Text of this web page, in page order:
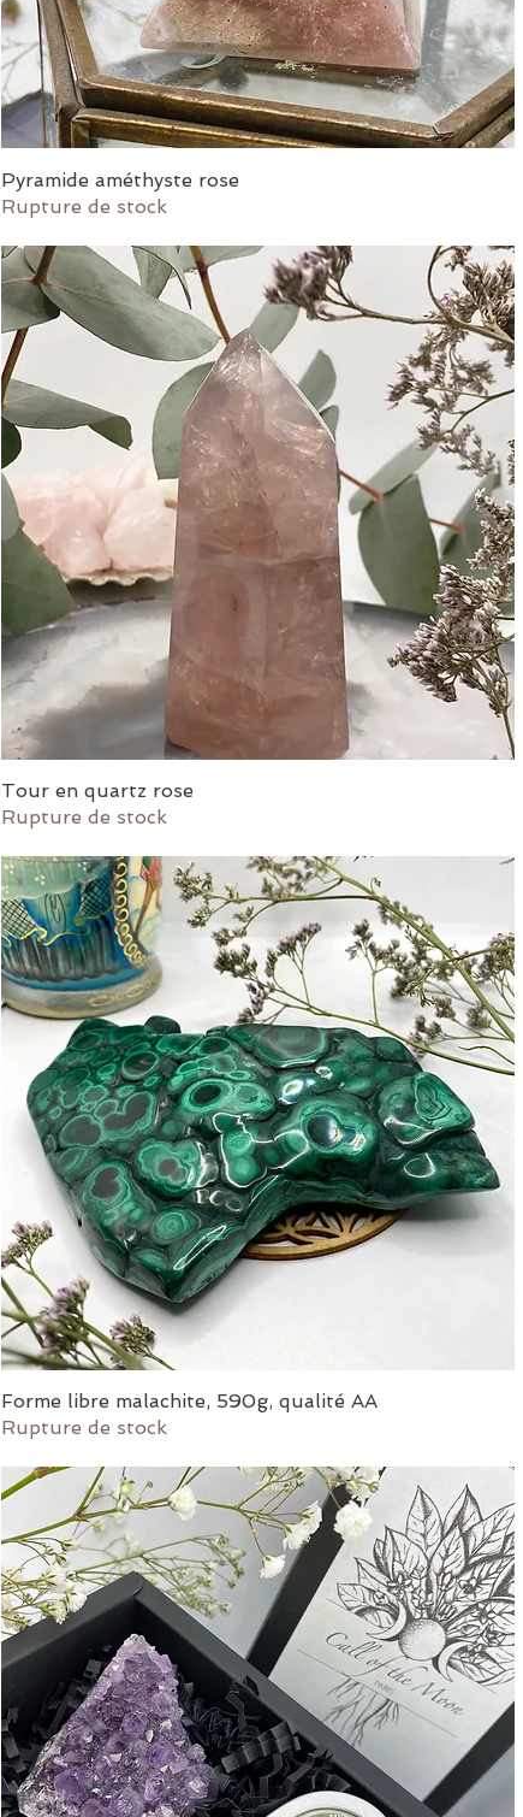
Aperçu rapide
Pyramide améthyste rose
Rupture de stock
Tour en quartz rose
Rupture de stock
Aperçu rapide
Forme libre malachite, 590g, qualité AA
Rupture de stock